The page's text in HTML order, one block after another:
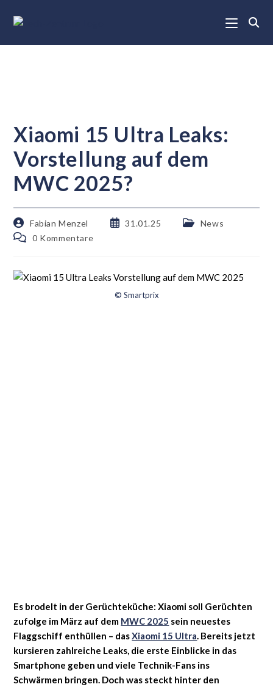
Xiaomi 15 Ultra Leaks:
Vorstellung auf dem
MWC 2025?
Fabian Menzel 31.01.25
News
0 Kommentare
© Smartprix
Es brodelt in der Gerüchteküche: Xiaomi soll Gerüchten
zufolge im März auf dem MWC 2025 sein neuestes
Flaggschiff enthüllen – dasXiaomi 15 Ultra. Bereits jetzt
kursieren zahlreiche Leaks, die erste Einblicke in das
Smartphone geben und viele Technik-Fans ins
Schwärmen bringen. Doch was steckt hinter den